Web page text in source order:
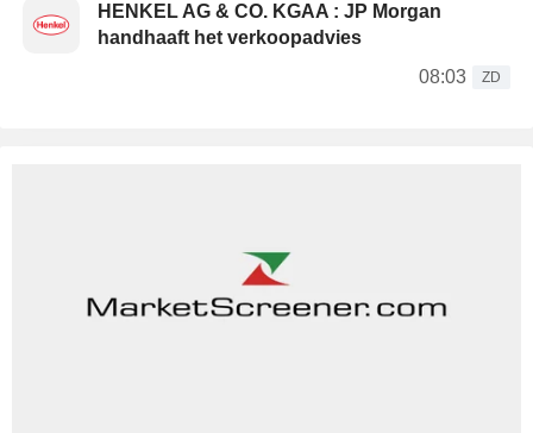
HENKEL AG & CO. KGAA : JP Morgan
handhaaft het verkoopadvies
08:03
ZD